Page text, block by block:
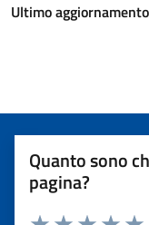
Ultimo
Quanto sono
pagina?